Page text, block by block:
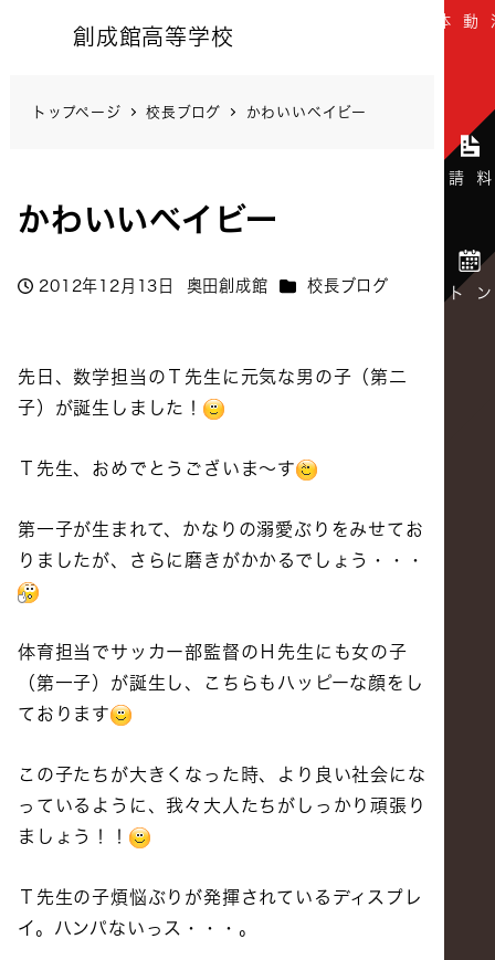
創成館高等学校
トップページ 校長ブログ かわいいベイビー
かわいいベイビー
投稿日
2012年12月13日
著
奥田創成館 カテゴリー
校長ブログ
先日、数学担当のＴ先生に元気な男の子（第二
子）が誕生しました！
Ｔ先生、おめでとうございま～す
第一子が生まれて、かなりの溺愛ぶりをみせてお
りましたが、さらに磨きがかかるでしょう・・・
体育担当でサッカー部監督のＨ先生にも女の子
（第一子）が誕生し、こちらもハッピーな顔をし
ております
この子たちが大きくなった時、より良い社会にな
っているように、我々大人たちがしっかり頑張り
ましょう！！
Ｔ先生の子煩悩ぶりが発揮されているディスプレ
イ。ハンパないっス・・・。